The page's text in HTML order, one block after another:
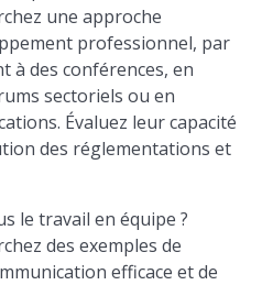
une approche
professionnel, par
à des conférences, en
sectoriels ou en
Évaluez leur capacité
des réglementations et
le travail en équipe ?
des exemples de
efficace et de